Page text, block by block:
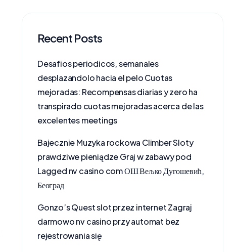
Recent Posts
Desafios periodicos, semanales
desplazandolo hacia el pelo Cuotas
mejoradas: Recompensas diarias y zero ha
transpirado cuotas mejoradas acerca de las
excelentes meetings
Bajecznie Muzyka rockowa Climber Sloty
prawdziwe pieniądze Graj w zabawy pod
Lagged nv casino com ОШ Вељко Дугошевић,
Београд
Gonzo’s Quest slot przez internet Zagraj
darmowo nv casino przy automat bez
rejestrowania się